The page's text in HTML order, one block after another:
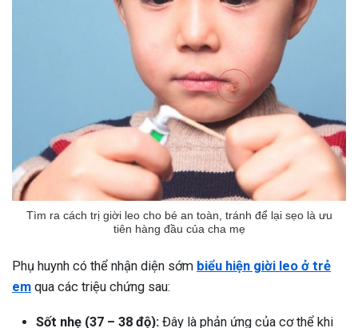
Tìm ra cách trị giời leo cho bé an toàn, tránh để lại sẹo là ưu
tiên hàng đầu của cha mẹ
Phụ huynh có thể nhận diện sớm biểu hiện giời leo ở trẻ
em qua các triệu chứng sau:
Sốt nhẹ (37 – 38 độ): Đây là phản ứng của cơ thể khi